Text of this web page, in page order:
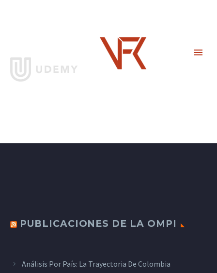
PUBLICACIONES DE LA OMPI
Análisis Por País: La Trayectoria De Colombia